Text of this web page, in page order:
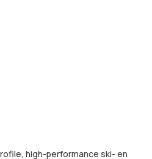
high-performance ski- en